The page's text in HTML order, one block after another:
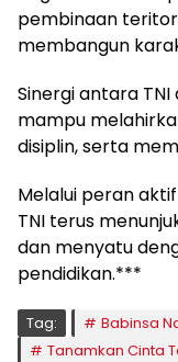
pembinaan
membangun
Sinergi antara
mampu
disiplin, serta
Melalui peran
TNI terus
dan menyatu
pendidikan.***
Tag:
Babinsa
Tanamkan Cinta